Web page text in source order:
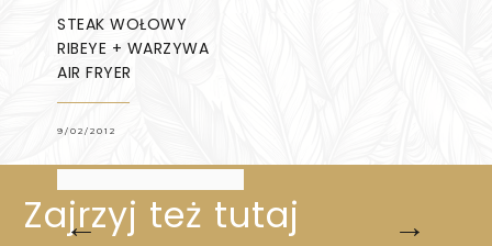
STEAK WOŁOWY
RIBEYE + WARZYWA
AIR FRYER
9/02/2012
← →
Zajrzyj też tutaj